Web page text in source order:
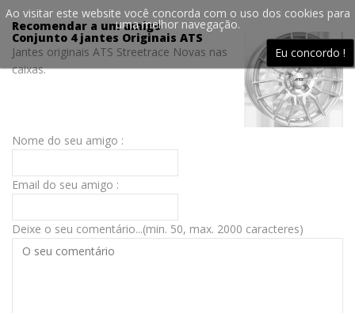
Ao visitar este website você concorda com o uso dos cookies para
uma melhor navegação.
Eu concordo !
Recomendar a um amigo
Conjunto 4 jantes Originais ATS
Jantes originais ATS Streetrace Novas nas
caixas.
Nome do seu amigo :
Email do seu amigo :
Deixe o seu comentário...(min. 50, max. 2000 caracteres)